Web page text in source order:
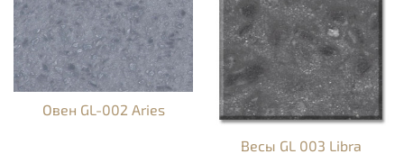
Овен GL-002 Aries
Весы GL 003 Libra